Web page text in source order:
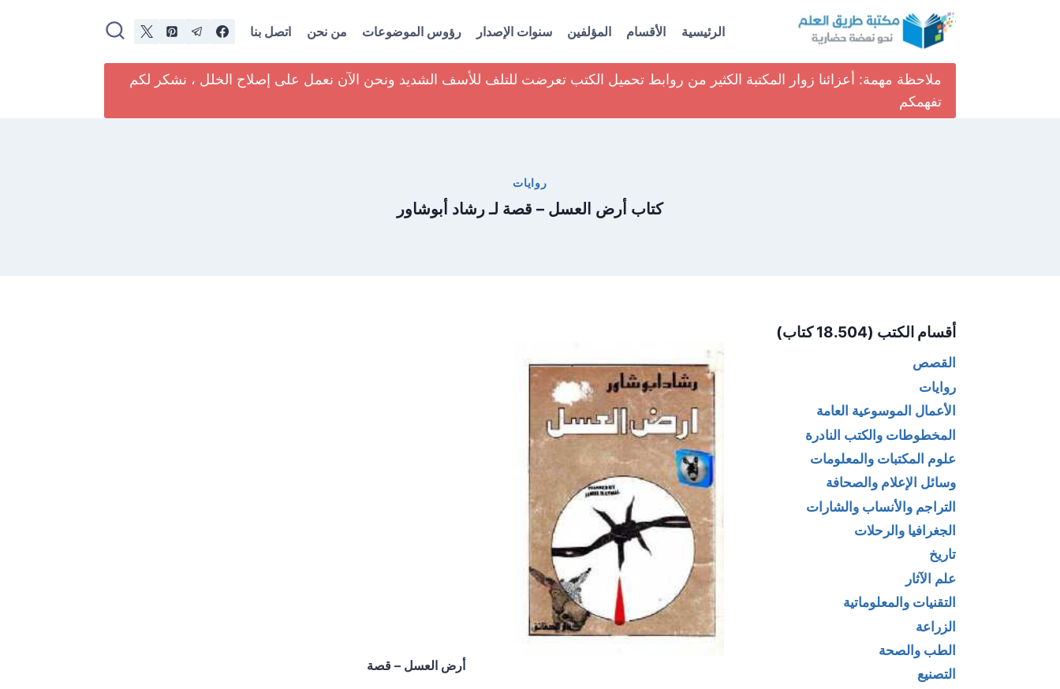
الرئيسية الأقسام المؤلفين سنوات الإصدار رؤوس الموضوعات من نحن اتصل بنا
ملاحظة مهمة: أعزائنا زوار المكتبة الكثير من روابط تحميل الكتب تعرضت للتلف للأسف الشديد ونحن الآن نعمل على إصلاح الخلل ، نشكر لكم
تفهمكم
روايات
كتاب أرض العسل – قصة لـ رشاد أبوشاور
أرض العسل – قصة
أقسام الكتب (18.504 كتاب)
القصص
روايات
الأعمال الموسوعية العامة
المخطوطات والكتب النادرة
علوم المكتبات والمعلومات
وسائل الإعلام والصحافة
التراجم والأنساب والشارات
الجغرافيا والرحلات
تاريخ
علم الآثار
التقنيات والمعلوماتية
الزراعة
الطب والصحة
التصنيع